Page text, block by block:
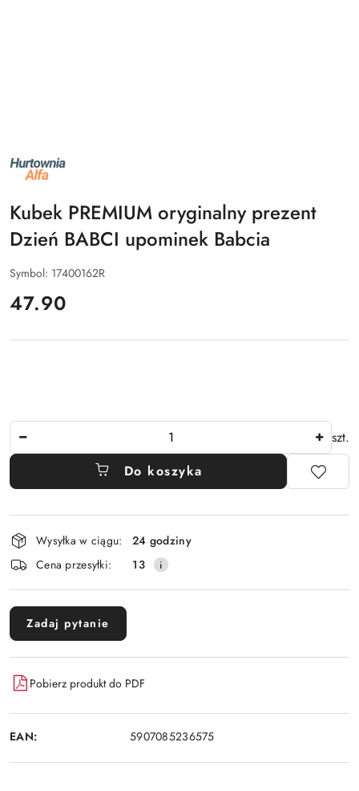
NAZWA
PRODUCENTA:
ALFA
Kubek PREMIUM oryginalny prezent
Dzień BABCI upominek Babcia
Symbol: 17400162R
cena:
47.90
szt.
Do koszyka
Dostępność
i
dostawa
Wysyłka w ciągu:
24 godziny
Cena przesyłki:
13
Zadaj pytanie
Pobierz produkt do PDF
EAN: 5907085236575